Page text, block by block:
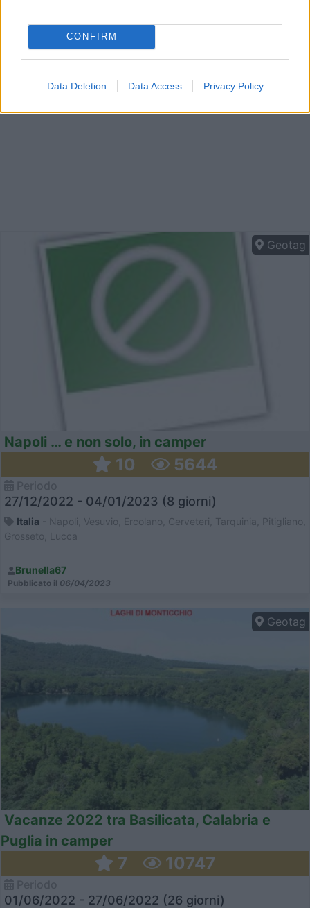
CONFIRM
Data Deletion Data Access Privacy Policy
Pubblicato il
Geotag
Napoli … e non solo, in camper
10 5644
27/12/2022 - 04/01/2023 (8 giorni)
Italia - Napoli, Vesuvio, Ercolano, Cerveteri, Tarquinia, Pitigliano,
Grosseto, Lucca
Brunella67
Pubblicato il 06/04/2023
Geotag
Vacanze 2022 tra Basilicata, Calabria e
Puglia in camper
7 10747
01/06/2022 - 27/06/2022 (26 giorni)